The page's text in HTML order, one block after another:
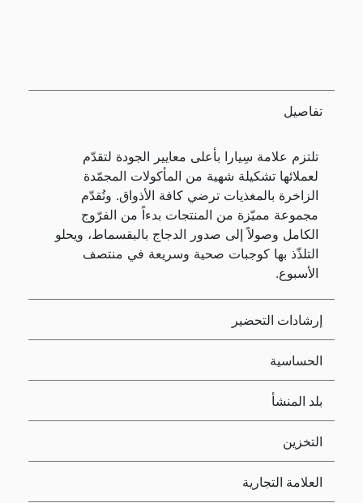
تفاصيل
تلتزم علامة سِيارا بأعلى معايير الجودة لتقدّم
لعملائها تشكيلة شهية من المأكولات المجمّدة
الزاخرة بالمغذيات ترضي كافة الأذواق. وتُقدّم
مجموعة مميّزة من المنتجات بدءاً من الفرّوج
الكامل وصولاً إلى صدور الدجاج بالبقسماط، ويحلو
التلذّذ بها كوجبات صحية وسريعة في منتصف
الأسبوع.
إرشادات التحضير
الحساسية
بلد المنشأ
التخزين
العلامة التجارية